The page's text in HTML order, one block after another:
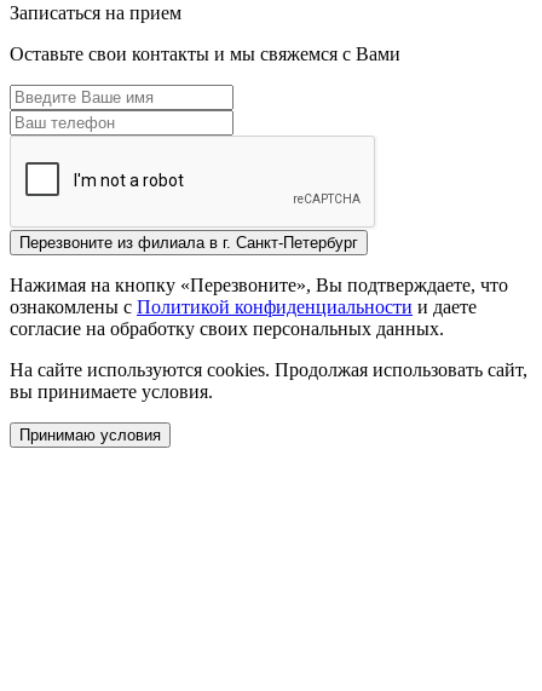
Записаться на прием
Оставьте свои контакты и мы свяжемся с Вами
Перезвоните из филиала в г. Санкт-Петербург
Нажимая на кнопку «Перезвоните», Вы подтверждаете, что
ознакомлены с Политикой конфиденциальности и даете
согласие на обработку своих персональных данных.
На сайте используются cookies. Продолжая использовать сайт,
вы принимаете условия.
Принимаю условия